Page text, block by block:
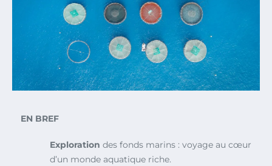
EN BREF
Exploration des fonds marins : voyage au cœur
d’un monde aquatique riche.